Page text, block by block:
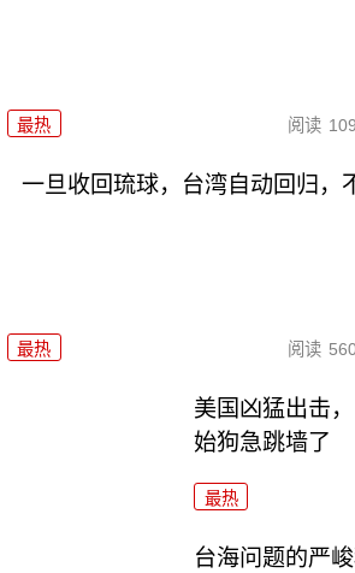
最热 阅读
一旦收回琉球，台湾自动回归，
最热 阅读
美国凶猛出击
始狗急跳墙了
最热
台海问题的严